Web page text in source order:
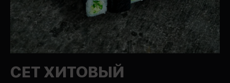
СЕТ ХИТОВЫЙ